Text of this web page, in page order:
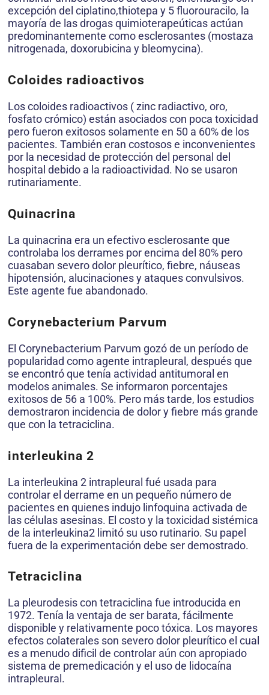
excepción del ciplatino,thiotepa y 5 fluorouracilo, la
mayoría de las drogas quimioterapeúticas actúan
predominantemente como esclerosantes (mostaza
nitrogenada, doxorubicina y bleomycina).
Coloides radioactivos
Los coloides radioactivos ( zinc radiactivo, oro,
fosfato crómico) están asociados con poca toxicidad
pero fueron exitosos solamente en 50 a 60% de los
pacientes. También eran costosos e inconvenientes
por la necesidad de protección del personal del
hospital debido a la radioactividad. No se usaron
rutinariamente.
Quinacrina
La quinacrina era un efectivo esclerosante que
controlaba los derrames por encima del 80% pero
cuasaban severo dolor pleurítico, fiebre, náuseas
hipotensión, alucinaciones y ataques convulsivos.
Este agente fue abandonado.
Corynebacterium Parvum
El Corynebacterium Parvum gozó de un período de
popularidad como agente intrapleural, después que
se encontró que tenía actividad antitumoral en
modelos animales. Se informaron porcentajes
exitosos de 56 a 100%. Pero más tarde, los estudios
demostraron incidencia de dolor y fiebre más grande
que con la tetraciclina.
interleukina 2
La interleukina 2 intrapleural fué usada para
controlar el derrame en un pequeño número de
pacientes en quienes indujo linfoquina activada de
las células asesinas. El costo y la toxicidad sistémica
de la interleukina2 limitó su uso rutinario. Su papel
fuera de la experimentación debe ser demostrado.
Tetraciclina
La pleurodesis con tetraciclina fue introducida en
1972. Tenía la ventaja de ser barata, fácilmente
disponible y relativamente poco tóxica. Los mayores
efectos colaterales son severo dolor pleurítico el cual
es a menudo dificil de controlar aún con apropiado
sistema de premedicación y el uso de lidocaína
intrapleural.